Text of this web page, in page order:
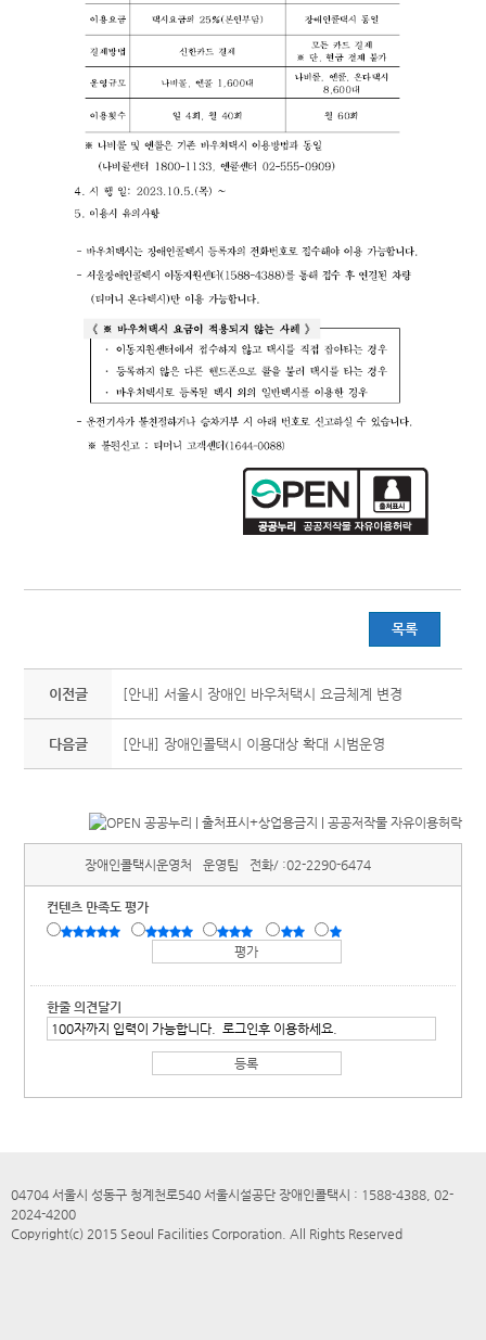
목록
이전글 [안내] 서울시 장애인 바우처택시 요금체계 변경
다음글 [안내] 장애인콜택시 이용대상 확대 시범운영
장애인콜택시운영처 운영팀 전화/ :02-2290-6474
컨텐츠 만족도 평가
한줄 의견달기
04704 서울시 성동구 청계천로540 서울시설공단 장애인콜택시 : 1588-4388, 02-
2024-4200
Copyright(c) 2015 Seoul Facilities Corporation. All Rights Reserved